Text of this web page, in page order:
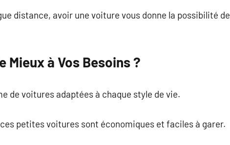
distance, avoir une voiture vous donne la possibilité de
Mieux à Vos Besoins ?
de voitures adaptées à chaque style de vie.
petites voitures sont économiques et faciles à garer.